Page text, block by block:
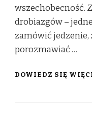
wszechobecność.
drobiazgów –
zamówić jedzenie,
porozmawiać …
DOWIEDZ SIĘ